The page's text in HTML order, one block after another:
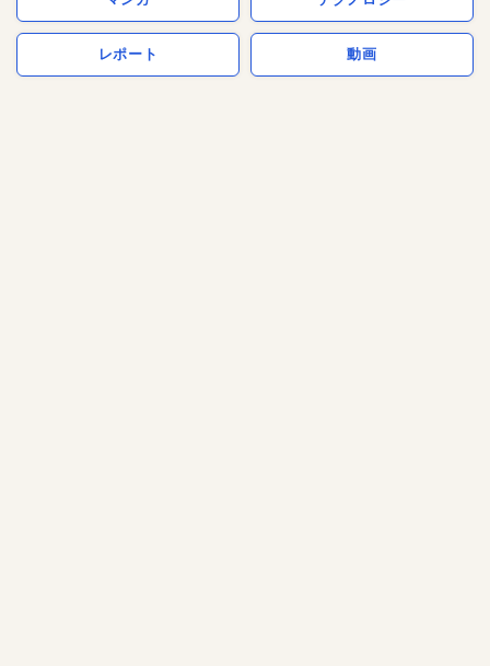
レポート 動画